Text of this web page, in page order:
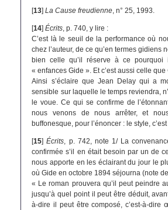
[13]La Cause freudienne , n° 25, 1993.
[14]Écrits , p. 740, y lire :
C’est là le seuil de la performance où
chez l’auteur, de ce qu’en termes gidiens
bien celle qu’il réserve à ce
« enfances Gide ». Et c’est aussi celle
Ainsi s’éclaire que Jean Delay qui a
sensible sur laquelle le temps reviendra,
le voue. Ce qui se confirme de
nous venons de nous arrêter, et
buffonesque, pour l’énoncer : le style, c’est
[15]Écrits , p. 742, note 1/ La
confirmée s’il en était besoin par un de
nous apporte en les éclairant du jour le
où Gide en octobre 1894 séjourna (note
« Le roman prouvera qu’il peut peindre
jusqu’à quel point il peut être déduit,
à-dire il peut être composé, c’est-à-dire